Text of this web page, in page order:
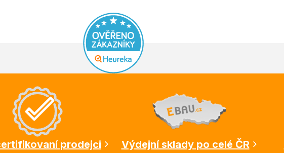
prodejci Výdejní sklady po celé ČR